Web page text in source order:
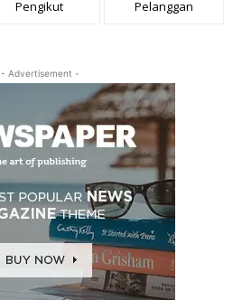
Pengikut Pelanggan
- Advertisement -